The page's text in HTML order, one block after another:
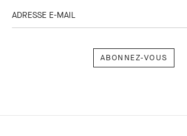
ADRESSE E-MAIL
vous